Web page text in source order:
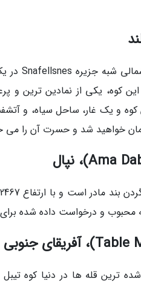
خواهید شد و حسرت آن را می
و درخواست داده شده برای صعود
شده ترین قله ها در دنیا کوه